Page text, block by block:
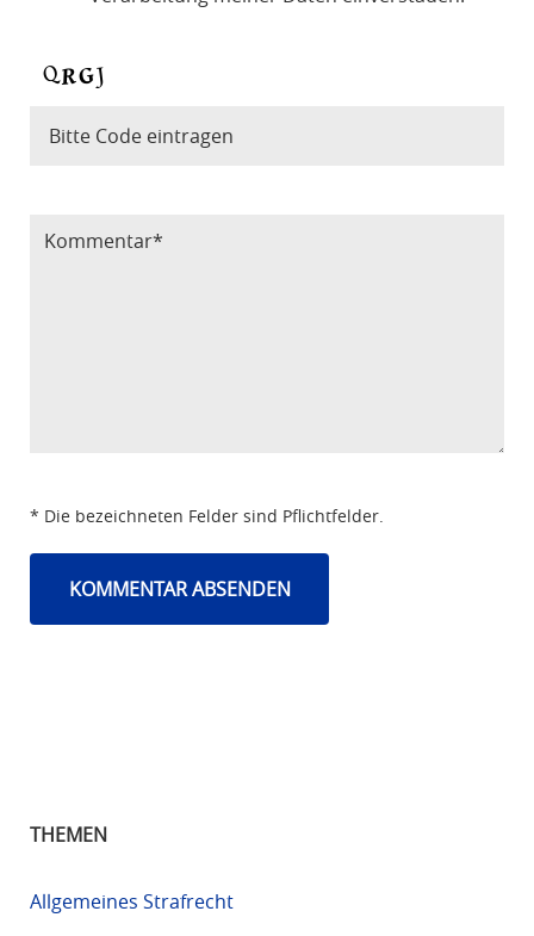
* Die bezeichneten Felder sind Pflichtfelder.
THEMEN
Allgemeines Strafrecht